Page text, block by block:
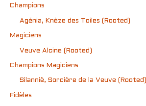
Champions
Agénia, Knèze des Toiles (Rooted)
Magiciens
Veuve Alcine (Rooted)
Champions Magiciens
Silannië, Sorcière de la Veuve (Rooted)
Fidèles